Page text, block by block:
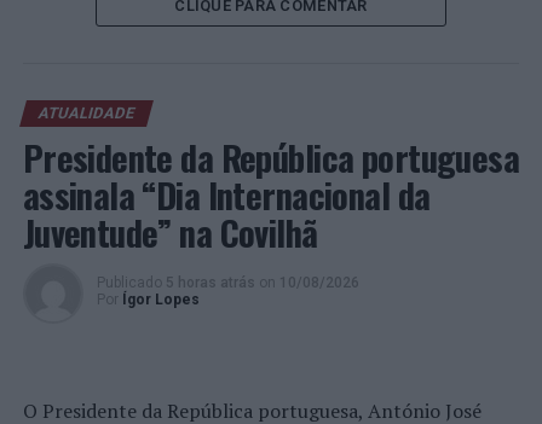
O dia termina com o espetáculo musical “Media Arts
“Com esta iniciativa, o Município pretende, não só,
assinalar a importância do artesão no contexto das
artes e ofícios barcelenses, mas também, recordar que
Barcelos é a única cidade portuguesa que integra a Rede
de Cidades Criativas da UNESCO na área do Artesanato e
Artes Populares”, salienta em nota.
TÓPICOS RELACIONADOS: ARTESANATO
BARCELOS
CLIQUE PARA COMENTAR
ATUALIDADE
Presidente da República portuguesa
assinala “Dia Internacional da
Juventude” na Covilhã
Publicado 5 horas atrás on 10/08/2026
Por
Ígor Lopes
O Presidente da República portuguesa, António José